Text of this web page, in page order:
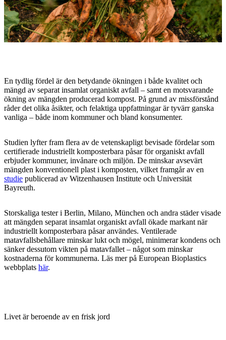
En tydlig fördel är den betydande ökningen i både kvalitet och
mängd av separat insamlat organiskt avfall – samt en motsvarande
ökning av mängden producerad kompost. På grund av missförstånd
råder det olika åsikter, och felaktiga uppfattningar är tyvärr ganska
vanliga – både inom kommuner och bland konsumenter.
Studien lyfter fram flera av de vetenskapligt bevisade fördelar som
certifierade industriellt komposterbara påsar för organiskt avfall
erbjuder kommuner, invånare och miljön. De minskar avsevärt
mängden konventionell plast i komposten, vilket framgår av en
studie publicerad av Witzenhausen Institute och Universität
Bayreuth.
Storskaliga tester i Berlin, Milano, München och andra städer visade
att mängden separat insamlat organiskt avfall ökade markant när
industriellt komposterbara påsar användes. Ventilerade
matavfallsbehållare minskar lukt och mögel, minimerar kondens och
sänker dessutom vikten på matavfallet – något som minskar
kostnaderna för kommunerna. Läs mer på European Bioplastics
webbplats här.
Livet är beroende av en frisk jord